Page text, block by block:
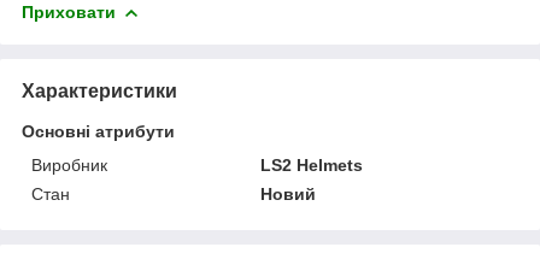
Приховати
Характеристики
Основні атрибути
Виробник
LS2 Helmets
Стан
Новий